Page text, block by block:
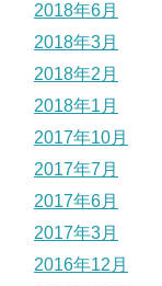
2018年6月
2018年3月
2018年2月
2018年1月
2017年10月
2017年7月
2017年6月
2017年3月
2016年12月